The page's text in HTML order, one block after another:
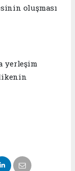
oluşması
yerleşim